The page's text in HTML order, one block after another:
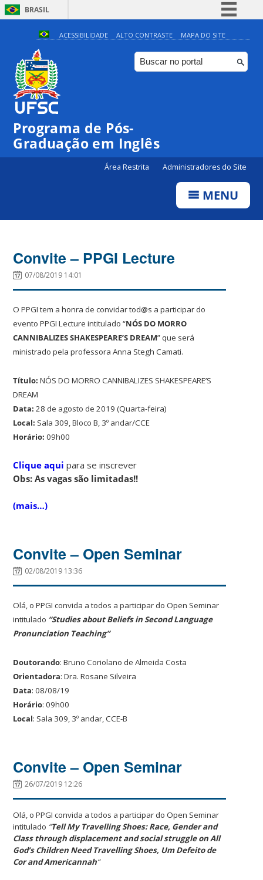
BRASIL
Simplifique!
Comunica BR
Participe
ACESSIBILIDADE ALTO CONTRASTE MAPA DO SITE
Programa de Pós-
Graduação em Inglês
Área Restrita Administradores do Site
MENU
Convite – PPGI Lecture
07/08/2019 14:01
O PPGI tem a honra de convidar tod@s a participar do
evento PPGI Lecture intitulado “NÓS DO MORRO
CANNIBALIZES SHAKESPEARE’S DREAM” que será
ministrado pela professora Anna Stegh Camati.
Título: NÓS DO MORRO CANNIBALIZES SHAKESPEARE’S
DREAM
Data: 28 de agosto de 2019 (Quarta-feira)
Local: Sala 309, Bloco B, 3º andar/CCE
Horário: 09h00
Clique aqui para se inscrever
Obs: As vagas são limitadas!!
(mais…)
Convite – Open Seminar
02/08/2019 13:36
Olá, o PPGI convida a todos a participar do Open Seminar
intitulado “Studies about Beliefs in Second Language
Pronunciation Teaching”
Doutorando: Bruno Coriolano de Almeida Costa
Orientadora: Dra. Rosane Silveira
Data: 08/08/19
Horário: 09h00
Local: Sala 309, 3º andar, CCE-B
Convite – Open Seminar
26/07/2019 12:26
Olá, o PPGI convida a todos a participar do Open Seminar
intitulado “Tell My Travelling Shoes: Race, Gender and
Class through displacement and social struggle on All
God’s Children Need Travelling Shoes, Um Defeito de
Cor and Americannah“